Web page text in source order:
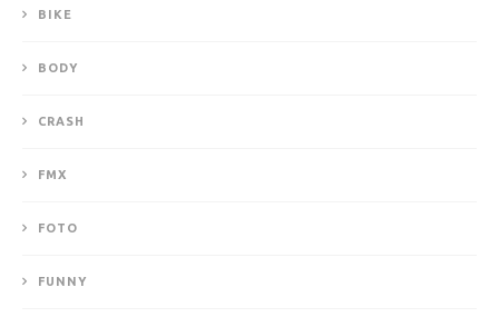
BIKE
BODY
CRASH
FMX
FOTO
FUNNY